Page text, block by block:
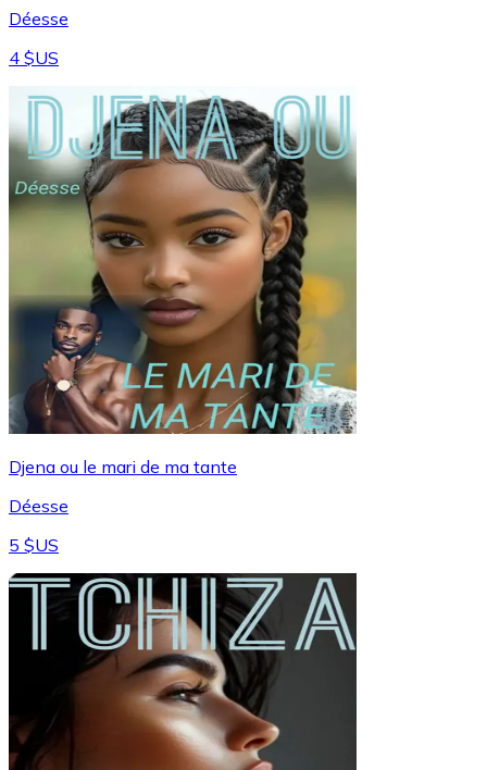
Déesse
4 $US
Djena ou le mari de ma tante
Déesse
5 $US